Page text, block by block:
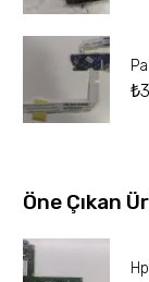
₺
Öne Çıkan